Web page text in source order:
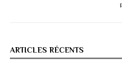
ARTICLES RÉCENTS